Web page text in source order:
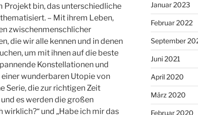
Projekt bin, das unterschiedliche
– Mit ihrem Leben,
zwischenmenschlicher
die wir alle kennen und in denen
um mit ihnen auf die beste
Konstellationen und
wunderbaren Utopie von
Serie, die zur richtigen Zeit
es werden die großen
und „Habe ich mir das
Januar 2023
Februar 2022
September
Juni 2021
April 2020
März 2020
Februar 2020